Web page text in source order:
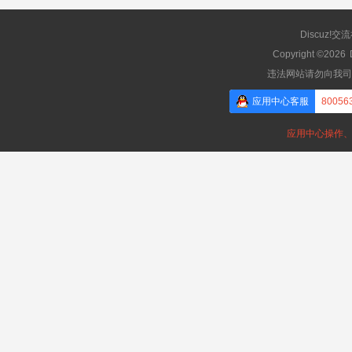
Discuz!交
Copyright ©2026
违法网站请勿向我
应用中心客服
应用中心操作